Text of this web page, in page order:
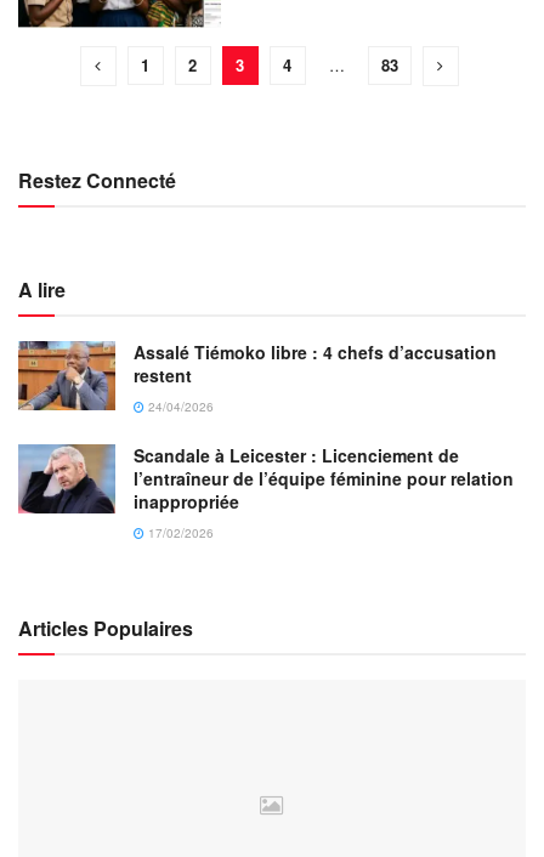
1 2 3 4 … 83
Restez Connecté
A lire
Assalé Tiémoko libre : 4 chefs d’accusation
restent
24/04/2026
Scandale à Leicester : Licenciement de
l’entraîneur de l’équipe féminine pour relation
inappropriée
17/02/2026
Articles Populaires